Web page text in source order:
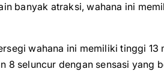
banyak atraksi, wahana ini
wahana ini memiliki tinggi
8 seluncur dengan sensasi yang